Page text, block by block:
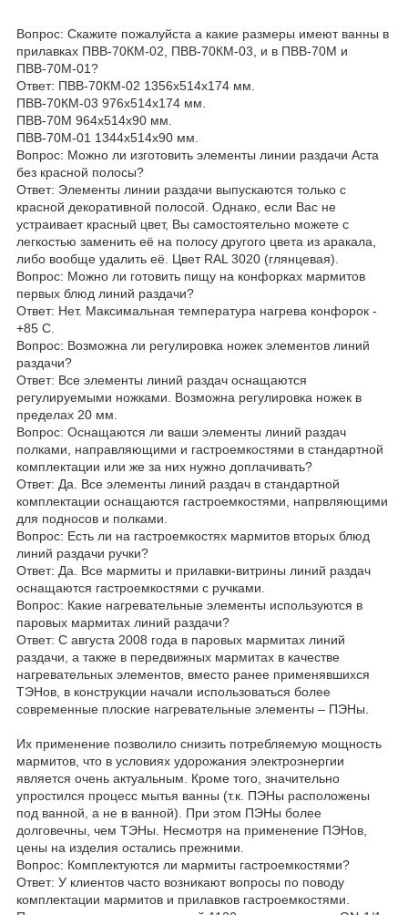
Вопрос: Cкажите пожалуйста а какие размеры имеют ванны в
прилавках ПВВ-70КМ-02, ПВВ-70КМ-03, и в ПВВ-70М и
ПВВ-70М-01?
Ответ: ПВВ-70КМ-02 1356х514х174 мм.
ПВВ-70КМ-03 976х514х174 мм.
ПВВ-70М 964х514х90 мм.
ПВВ-70М-01 1344х514х90 мм.
Вопрос: Можно ли изготовить элементы линии раздачи Аста
без красной полосы?
Ответ: Элементы линии раздачи выпускаются только с
красной декоративной полосой. Однако, если Вас не
устраивает красный цвет, Вы самостоятельно можете с
легкостью заменить её на полосу другого цвета из аракала,
либо вообще удалить её. Цвет RAL 3020 (глянцевая).
Вопрос: Можно ли готовить пищу на конфорках мармитов
первых блюд линий раздачи?
Ответ: Нет. Максимальная температура нагрева конфорок -
+85 С.
Вопрос: Возможна ли регулировка ножек элементов линий
раздачи?
Ответ: Все элементы линий раздач оснащаются
регулируемыми ножками. Возможна регулировка ножек в
пределах 20 мм.
Вопрос: Оснащаются ли ваши элементы линий раздач
полками, направляющими и гастроемкостями в стандартной
комплектации или же за них нужно доплачивать?
Ответ: Да. Все элементы линий раздач в стандартной
комплектации оснащаются гастроемкостями, напрвляющими
для подносов и полками.
Вопрос: Есть ли на гастроемкостях мармитов вторых блюд
линий раздачи ручки?
Ответ: Да. Все мармиты и прилавки-витрины линий раздач
оснащаются гастроемкостями с ручками.
Вопрос: Какие нагревательные элементы используются в
паровых мармитах линий раздачи?
Ответ: С августа 2008 года в паровых мармитах линий
раздачи, а также в передвижных мармитах в качестве
нагревательных элементов, вместо ранее применявшихся
ТЭНов, в конструкции начали использоваться более
современные плоские нагревательные элементы – ПЭНы.
Их применение позволило снизить потребляемую мощность
мармитов, что в условиях удорожания электроэнергии
является очень актуальным. Кроме того, значительно
упростился процесс мытья ванны (т.к. ПЭНы расположены
под ванной, а не в ванной). При этом ПЭНы более
долговечны, чем ТЭНы. Несмотря на применение ПЭНов,
цены на изделия остались прежними.
Вопрос: Комплектуются ли мармиты гастроемкостями?
Ответ: У клиентов часто возникают вопросы по поводу
комплектации мармитов и прилавков гастроемкостями.